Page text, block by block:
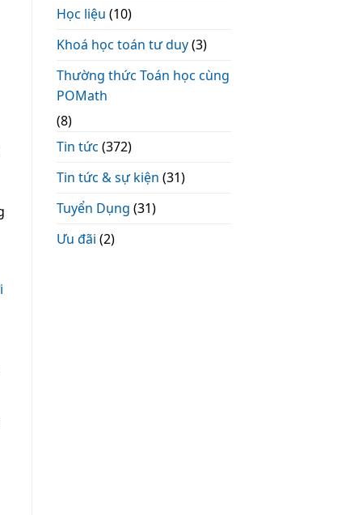
Học liệu (10)
Khoá học toán tư duy(3)
Thường thức Toán học cùng
POMath
(8)
Tin tức (372)
Tin tức & sự kiện (31)
Tuyển Dụng (31)
Ưu đãi (2)